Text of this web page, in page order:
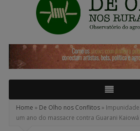
Olho
nos
Ruralistas
Home » De Olho nos Conflitos»
um ano do massacre contra Guarani